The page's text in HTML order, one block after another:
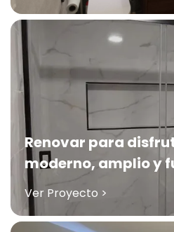
Renovar para
moderno, amplio y
Ver Proyecto >